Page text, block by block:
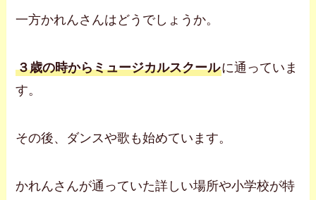
一方かれんさんはどうでしょうか。
３歳の時からミュージカルスクールに通っていま
す。
その後、ダンスや歌も始めています。
かれんさんが通っていた詳しい場所や小学校が特